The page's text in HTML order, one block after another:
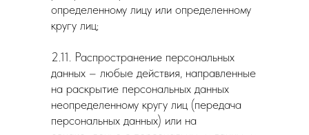
определенному лицу или определенному
кругу лиц;
2.11. Распространение персональных
данных – любые действия, направленные
на раскрытие персональных данных
неопределенному кругу лиц (передача
персональных данных) или на